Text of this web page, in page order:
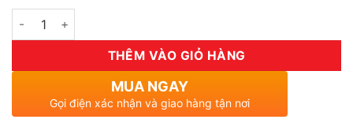
Số lượng
THÊM VÀO GIỎ HÀNG
MUA NGAY
Gọi điện xác nhận và giao hàng tận nơi